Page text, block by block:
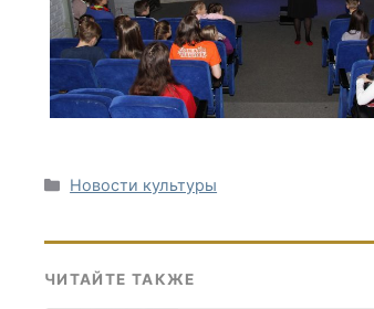
Рубрики
Новости культуры
ЧИТАЙТЕ ТАКЖЕ